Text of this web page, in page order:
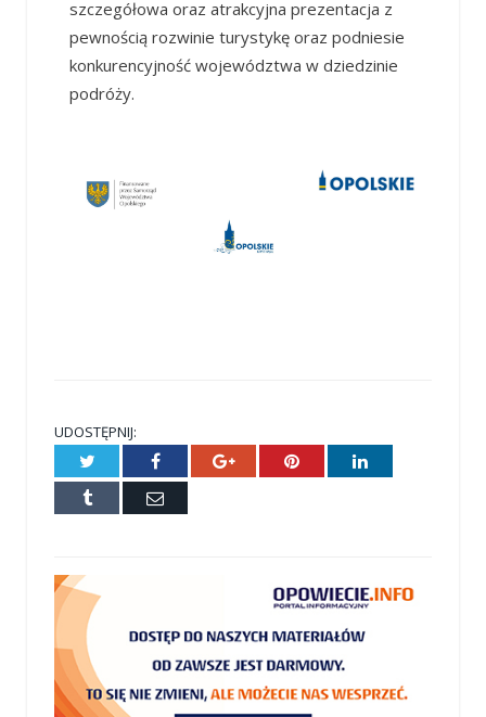
szczegółowa oraz atrakcyjna prezentacja z
pewnością rozwinie turystykę oraz podniesie
konkurencyjność województwa w dziedzinie
podróży.
UDOSTĘPNIJ:
Twitter Facebook Google+ Pinterest LinkedIn
Tumblr
E-